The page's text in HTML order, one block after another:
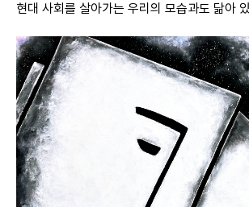
현대 사회를 살아가는 우리의 모습과도 닮아